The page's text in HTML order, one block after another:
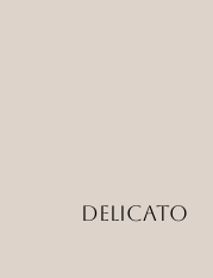
Delicato